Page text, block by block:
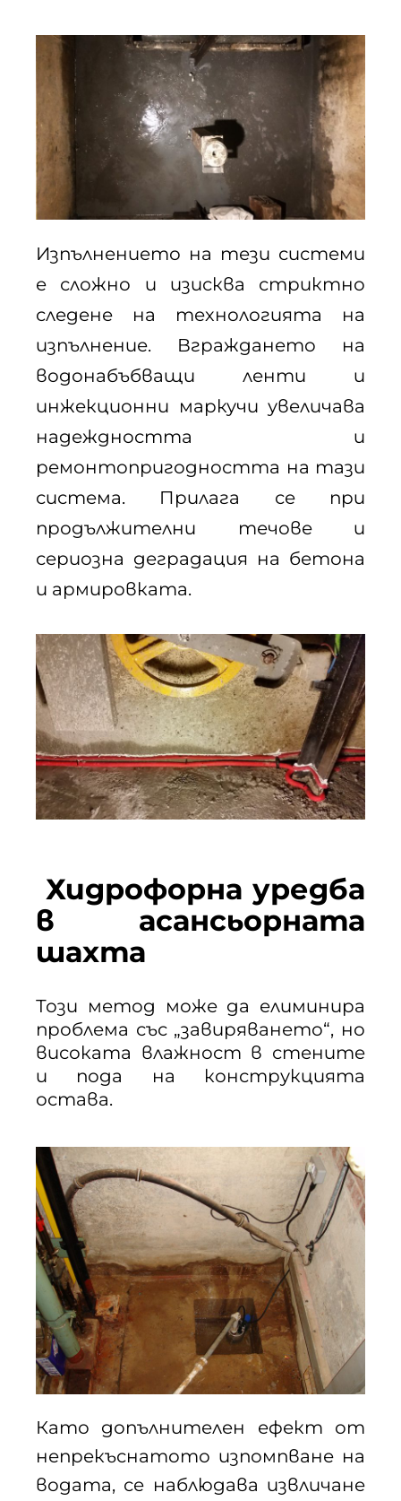
Изпълнението на тези системи
е сложно и изисква стриктно
следене на технологията на
изпълнение. Вграждането на
водонабъбващи ленти и
инжекционни маркучи увеличава
надеждността и
ремонтопригодността на тази
система. Прилага се при
продължителни течове и
сериозна деградация на бетона
и армировката.
Хидрофорна уредба
в асансьорната
шахта
Този метод може да елиминира
проблема със „завиряването“, но
високата влажност в стените
и пода на конструкцията
остава.
Като допълнителен ефект от
непрекъснатото изпомпване на
водата, се наблюдава извличане